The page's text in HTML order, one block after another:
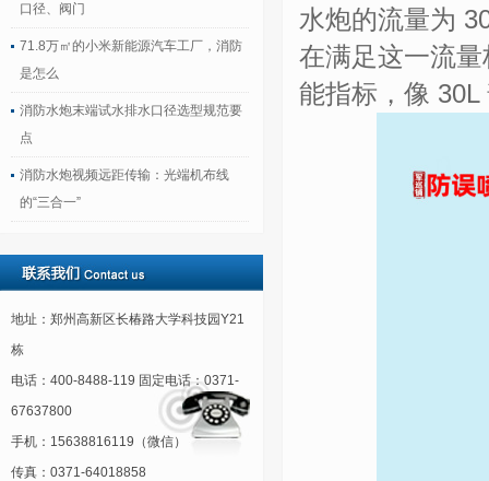
口径、阀门
71.8万㎡的小米新能源汽车工厂，消防
是怎么
消防水炮末端试水排水口径选型规范要
点
消防水炮视频远距传输：光端机布线
的“三合一”
地址：郑州高新区长椿路大学科技园Y21
栋
电话：400-8488-119 固定电话：0371-
67637800
手机：15638816119（微信）
传真：0371-64018858
水炮的流量为
在满足这一流
能指标，像